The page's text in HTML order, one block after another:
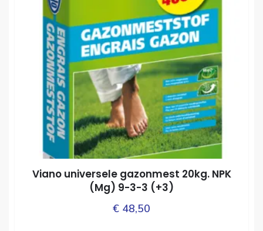
Viano universele gazonmest 20kg. NPK
(Mg) 9­-3­-3 (+3)
€ 48,50